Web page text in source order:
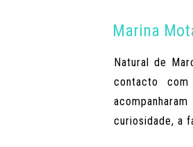
Marina
Natural de
contacto
curiosidade, a